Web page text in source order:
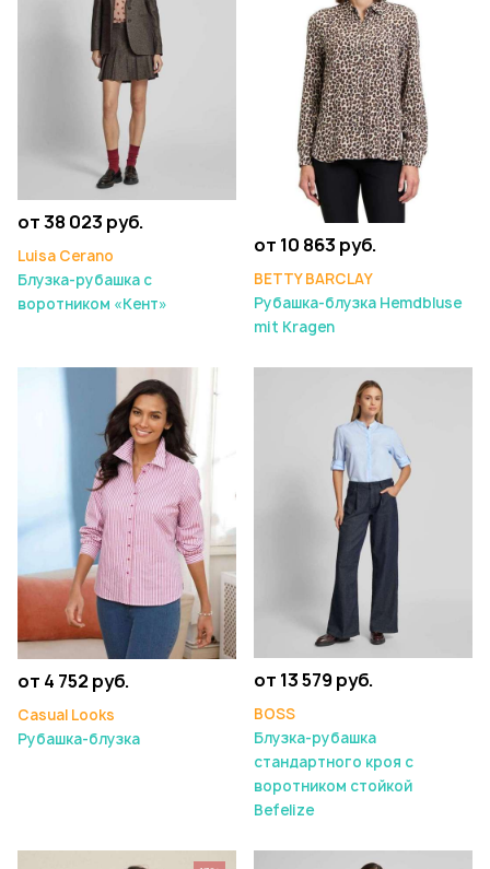
от 38 023 руб.
Luisa Cerano
Блузка-рубашка с
воротником «Кент»
от 10 863 руб.
BETTY BARCLAY
Рубашка-блузка Hemdbluse
mit Kragen
от 4 752 руб.
Casual Looks
Рубашка-блузка
от 13 579 руб.
BOSS
Блузка-рубашка
стандартного кроя с
воротником стойкой
Befelize